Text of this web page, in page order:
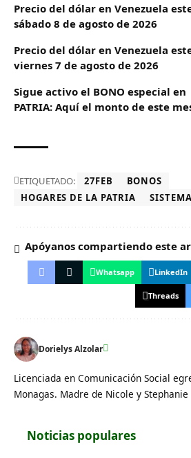
Precio del dólar en Venezuela
sábado 8 de agosto de 2026
Precio del dólar en Venezuela
viernes 7 de agosto de 2026
Sigue activo el BONO especial en
PATRIA: Aquí el monto de este
ETIQUETADO: 27FEB
BONOS
HOGARES DE LA PATRIA
Apóyanos compartiendo este
Whatsapp LinkedIn
Threads
Dorielys Alzolar
Licenciada en Comunicación Social
Monagas. Madre de Nicole y Stephanie
Noticias populares